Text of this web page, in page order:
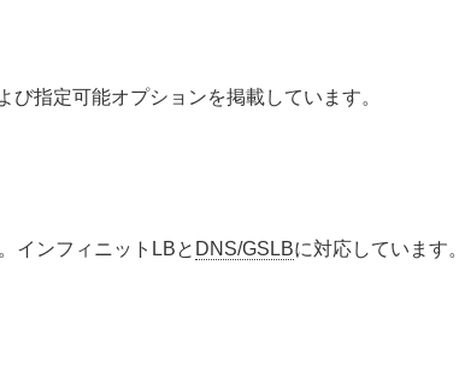
指定可能オプションを掲載しています。
インフィニットLBと DNS/GSLBに対応しています。